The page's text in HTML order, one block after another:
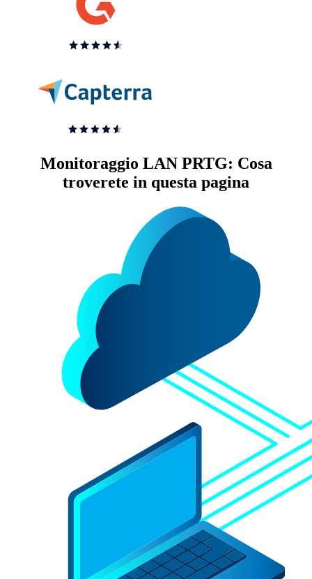
Monitoraggio LAN PRTG: Cosa
troverete in questa pagina